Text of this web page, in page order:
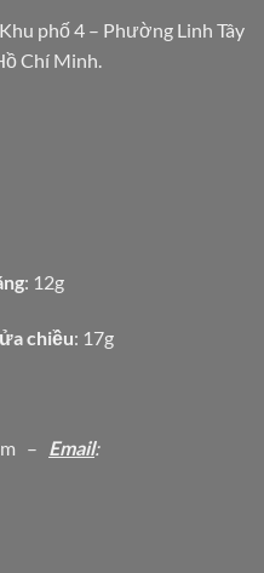
Khu phố 4 – Phường Linh Tây
Chí Minh.
: 12g
chiều: 17g
– Email: